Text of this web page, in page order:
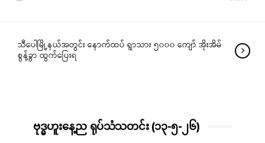
သီပေါမြို့နယ်အတွင်း နောက်ထပ် ရွာသား ၅၀၀၀ ကျော် အိုးအိမ်
စွန့်ခွာ ထွက်ပြေးရ
ဗုဒ္ဓဟူးနေ့ည ရုပ်သံသတင်း (၁၃-၅-၂၆)